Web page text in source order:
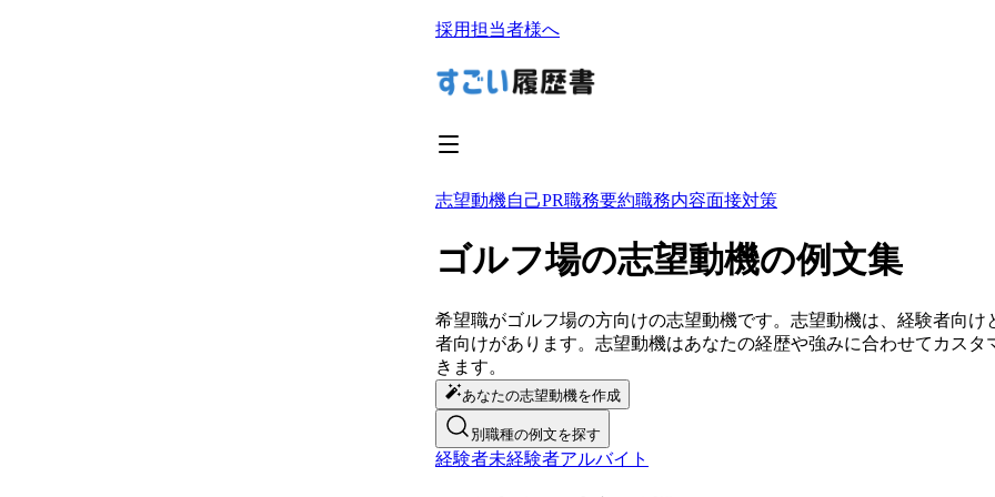
採用担当者様へ
志望動機自己PR職務要約職務内容面接対策
ゴルフ場の志望動機の例文集
希望職がゴルフ場の方向けの志望動機です。 志望動機は、経験者向け
者向けがあります。 志望動機はあなたの経歴や強みに合わせてカスタ
きます。
あなたの志望動機を作成
別職種の例文を探す
経験者未経験者アルバイト